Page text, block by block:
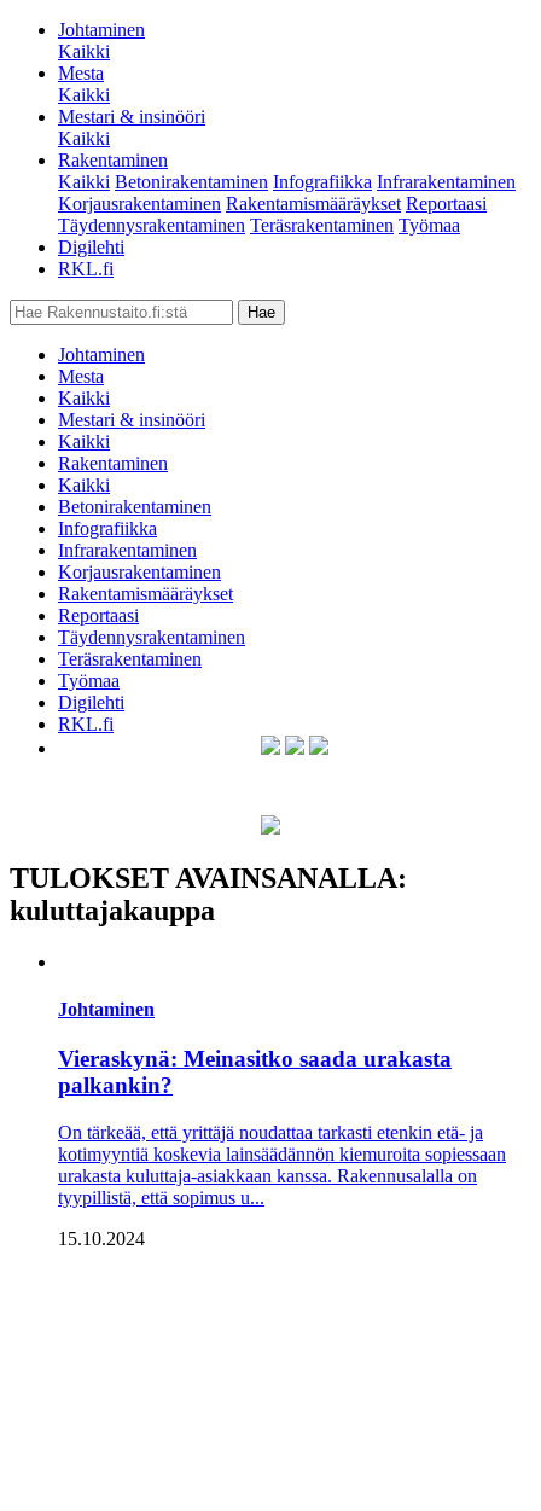
Johtaminen
Kaikki
Mesta
Kaikki
Mestari & insinööri
Kaikki
Rakentaminen
Kaikki Betonirakentaminen Infografiikka Infrarakentaminen
Korjausrakentaminen Rakentamismääräykset Reportaasi
Täydennysrakentaminen Teräsrakentaminen Työmaa
Digilehti
RKL.fi
Johtaminen
Mesta
Kaikki
Mestari & insinööri
Kaikki
Rakentaminen
Kaikki
Betonirakentaminen
Infografiikka
Infrarakentaminen
Korjausrakentaminen
Rakentamismääräykset
Reportaasi
Täydennysrakentaminen
Teräsrakentaminen
Työmaa
Digilehti
RKL.fi
TULOKSET AVAINSANALLA:
kuluttajakauppa
Johtaminen
Vieraskynä: Meinasitko saada urakasta
palkankin?
On tärkeää, että yrittäjä noudattaa tarkasti etenkin etä- ja
kotimyyntiä koskevia lainsäädännön kiemuroita sopiessaan
urakasta kuluttaja-asiakkaan kanssa. Rakennusalalla on
tyypillistä, että sopimus u...
15.10.2024